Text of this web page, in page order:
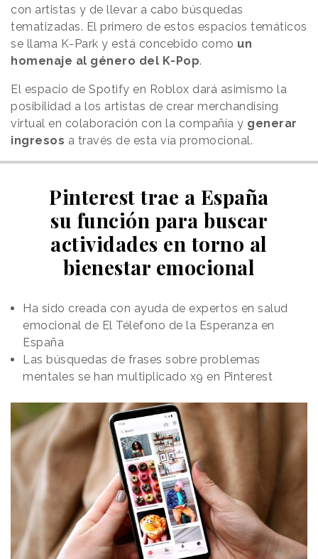
con artistas y de llevar a cabo búsquedas
tematizadas. El primero de estos espacios temáticos
se llama K-Park y está concebido como un
homenaje al género del K-Pop.
El espacio de Spotify en Roblox dará asimismo la
posibilidad a los artistas de crear merchandising
virtual en colaboración con la compañía y generar
ingresos a través de esta vía promocional.
Pinterest trae a España
su función para buscar
actividades en torno al
bienestar emocional
Ha sido creada con ayuda de expertos en salud
emocional de El Télefono de la Esperanza en
España
Las búsquedas de frases sobre problemas
mentales se han multiplicado x9 en Pinterest